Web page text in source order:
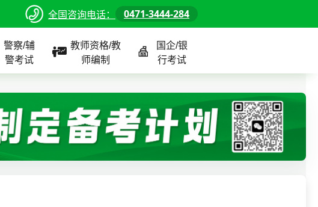
全国咨询电话： 0471-3444-284
三支一扶课程
警察/辅
警考试
全国
北京
警察/辅警课程
教师资格/教
师编制
教师/资格课程
国企/银
行考试
全国
北京
国企/银行课程